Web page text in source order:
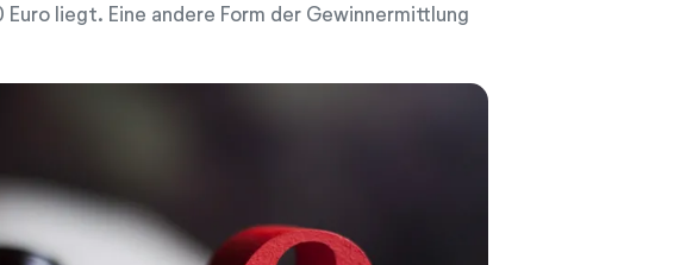
liegt. Eine andere Form der Gewinnermittlung